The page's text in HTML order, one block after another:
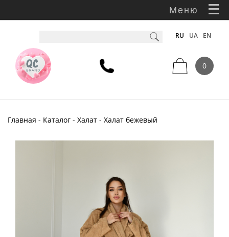
Меню
RU UA EN
0
Главная - Каталог - Халат - Халат бежевый